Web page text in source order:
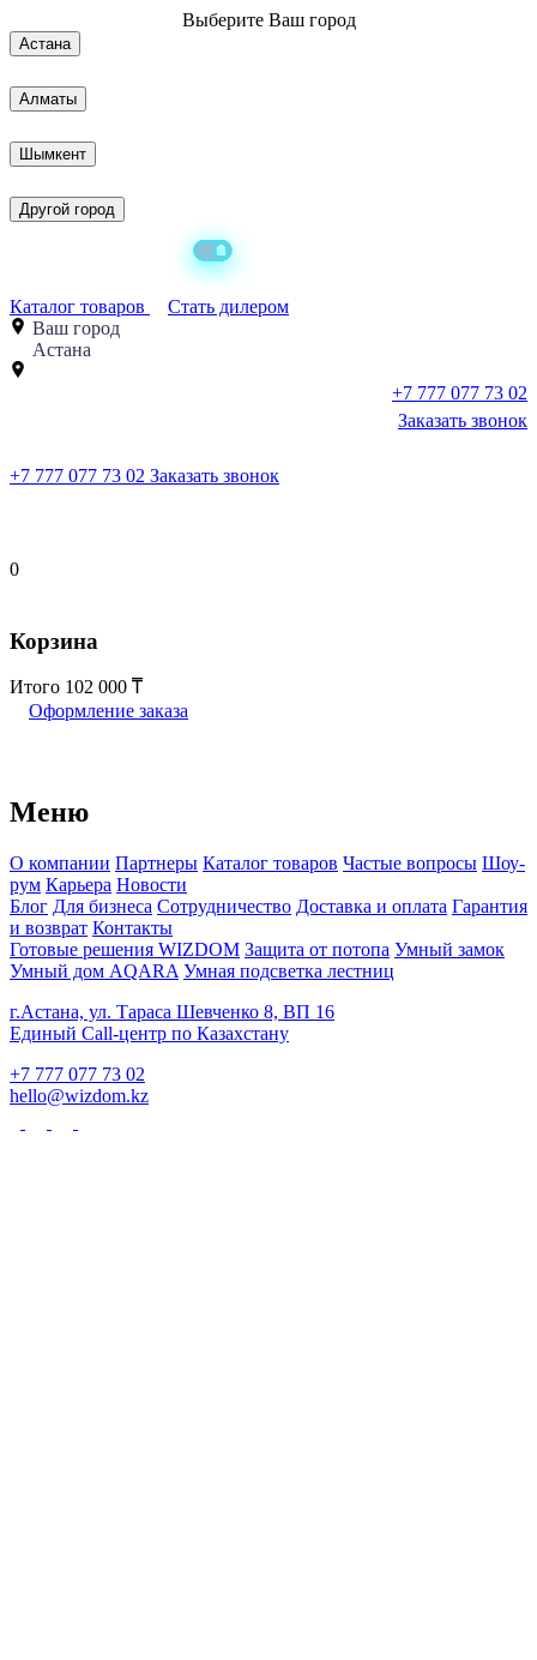
Выберите Ваш город
Астана
Алматы
Шымкент
Другой город
Каталог товаров
Стать дилером
Ваш город
Астана
+7 777 077 73 02
Заказать звонок
+7 777 077 73 02 Заказать звонок
0
Корзина
Итого 102 000
Оформление заказа
Меню
О компании Партнеры Каталог товаров Частые вопросы Шоу-
рум Карьера Новости
Блог Для бизнеса Сотрудничество Доставка и оплата Гарантия
и возврат Контакты
Готовые решения WIZDOM Защита от потопа Умный замок
Умный дом AQARA Умная подсветка лестниц
г.Астана, ул. Тараса Шевченко 8, ВП 16
Единый Call-центр по Казахстану
+7 777 077 73 02
hello@wizdom.kz